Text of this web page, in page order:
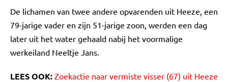
De lichamen van twee andere opvarenden uit Heeze, een
79-jarige vader en zijn 51-jarige zoon, werden een dag
later uit het water gehaald nabij het voormalige
werkeiland Neeltje Jans.
LEES OOK: Zoekactie naar vermiste visser (67) uit Heeze